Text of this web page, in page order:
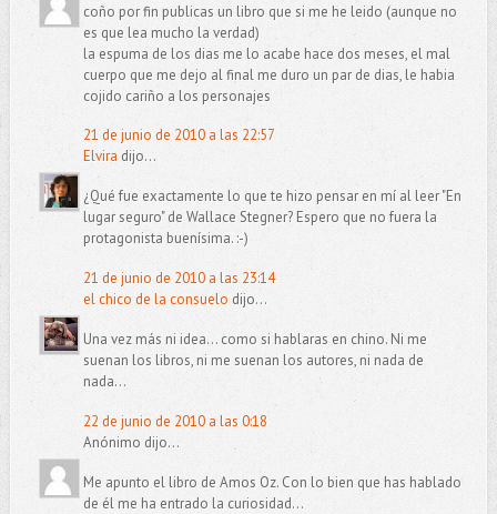
coño por fin publicas un libro que si me he leido (aunque no
es que lea mucho la verdad)
la espuma de los dias me lo acabe hace dos meses, el mal
cuerpo que me dejo al final me duro un par de dias, le habia
cojido cariño a los personajes
21 de junio de 2010 a las 22:57
Elvira dijo...
¿Qué fue exactamente lo que te hizo pensar en mí al leer "En
lugar seguro" de Wallace Stegner? Espero que no fuera la
protagonista buenísima. :-)
21 de junio de 2010 a las 23:14
el chico de la consuelo dijo...
Una vez más ni idea... como si hablaras en chino. Ni me
suenan los libros, ni me suenan los autores, ni nada de
nada...
22 de junio de 2010 a las 0:18
Anónimo dijo...
Me apunto el libro de Amos Oz. Con lo bien que has hablado
de él me ha entrado la curiosidad...